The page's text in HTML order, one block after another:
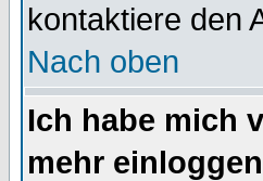
kontaktiere den
Nach oben
Ich habe mich
mehr